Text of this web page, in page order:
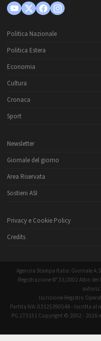
Politica Nazionale
Politica Estera
Economia
Cultura
Cronaca
Sport
Newsletter
Giornale del giorno
Area Riservata
Sostieni ASI
Privacy e Cookie Policy
Credits
Agenzia Stampa Italia: Giornale
Registrazione N° 33/2002 Albo
Iscrizione Registro
Partita IVA: 03125390546 - Iscritta al
PG 273151 Copyright © 2002 -